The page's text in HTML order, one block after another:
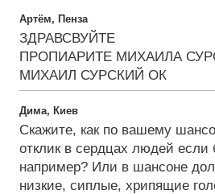
Артём, Пенза
ЗДРАВСВУЙТЕ
ПРОПИАРИТЕ МИХАИЛА
МИХАИЛ СУРСКИЙ ОК
Дима, Киев
Скажите, как по вашему
отклик в сердцах людей если
например? Или в шансоне
низкие, сиплые, хрипящие